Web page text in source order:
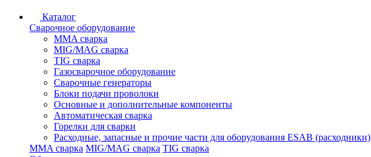
Каталог
Сварочное оборудование
MMA сварка
MIG/MAG сварка
TIG сварка
Газосварочное оборудование
Сварочные генераторы
Блоки подачи проволоки
Основные и дополнительные компоненты
Автоматическая сварка
Горелки для сварки
Расходные, запасные и прочие части для оборудования ESAB (расходники)
MMA сварка MIG/MAG сварка TIG сварка